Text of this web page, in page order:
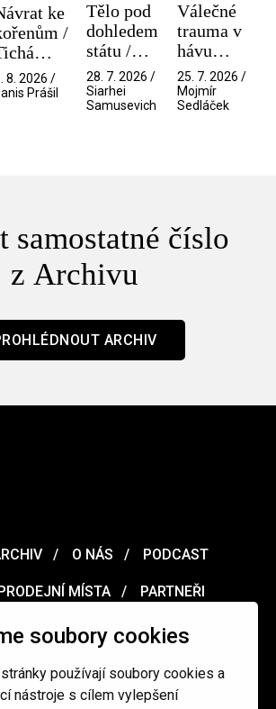
soubory cookies
používají soubory cookies a
nástroje s cílem vylepšení
ke
/
8. 2026 /
Prášil
Tělo pod
dohledem
státu /
Pramen
28. 7. 2026 /
Siarhei
Samusevich
Válečné
trauma v
hávu
spektáklu
/ Odyssea
25. 7. 2026 /
Mojmír
Sedláček
samostatné číslo
z Archivu
ARCHIV
O NÁS PODCAST
PRODEJNÍ MÍSTA PARTNEŘI
údajů / Obchodní podmínky